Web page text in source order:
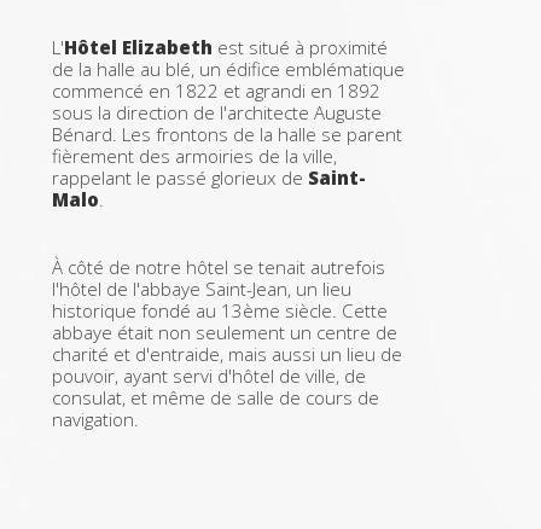
L'Hôtel Elizabeth est situé à proximité
de la halle au blé, un édifice emblématique
commencé en 1822 et agrandi en 1892
sous la direction de l'architecte Auguste
Bénard. Les frontons de la halle se parent
fièrement des armoiries de la ville,
rappelant le passé glorieux de Saint-
Malo.
À côté de notre hôtel se tenait autrefois
l'hôtel de l'abbaye Saint-Jean, un lieu
historique fondé au 13ème siècle. Cette
abbaye était non seulement un centre de
charité et d'entraide, mais aussi un lieu de
pouvoir, ayant servi d'hôtel de ville, de
consulat, et même de salle de cours de
navigation.